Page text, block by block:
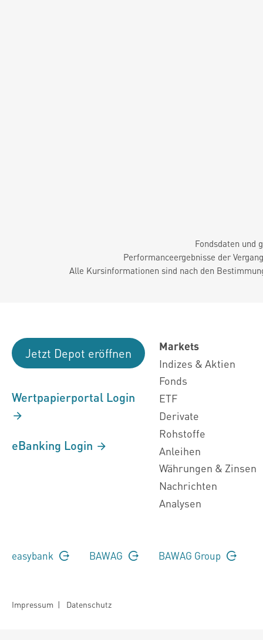
Fondsdaten und
Performanceergebnisse der
Alle Kursinformationen sind nach den
Jetzt Depot eröffnen
Wertpapierportal Login
eBanking Login
Markets
Indizes & Aktien
Fonds
ETF
Derivate
Rohstoffe
Anleihen
Währungen & Zinsen
Nachrichten
Analysen
easybank BAWAG BAWAG Group
Impressum | Datenschutz